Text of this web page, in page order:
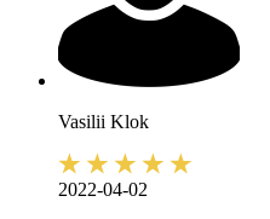
Vasilii Klok
2022-04-02